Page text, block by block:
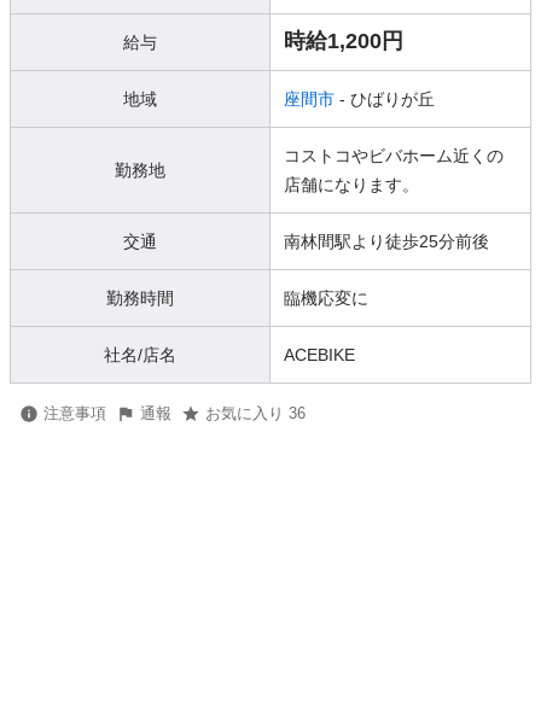
給与 時給1,200円
地域 座間市 - ひばりが丘
勤務地
コストコやビバホーム近くの
店舗になります。
交通 南林間駅より徒歩25分前後
勤務時間 臨機応変に
社名/店名 ACEBIKE
注意事項 通報 お気に入り 36